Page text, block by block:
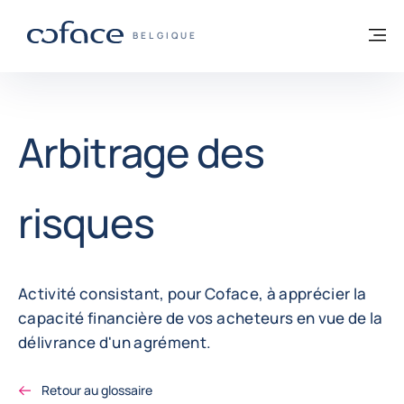
COFACE, FOR TRADE - PAGE D'ACCUEIL
BELGIQUE
Retour à la page d'accueil
Arbitrage des
risques
Activité consistant, pour Coface, à apprécier la
capacité financière de vos acheteurs en vue de la
délivrance d'un agrément.
Retour au glossaire